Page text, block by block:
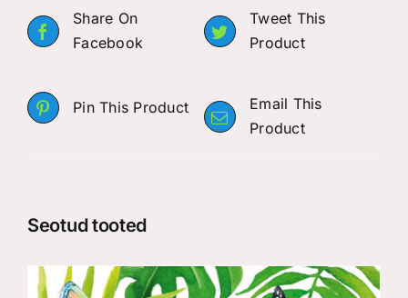
Share On
Facebook
Tweet This
Product
Pin This Product
Email This
Product
Seotud tooted